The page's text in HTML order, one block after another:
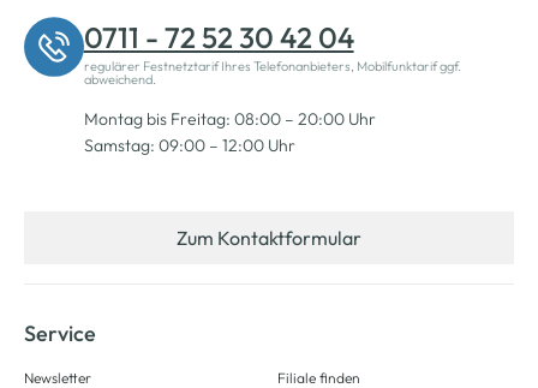
0711 - 72 52 30 42 04
regulärer Festnetztarif Ihres Telefonanbieters, Mobilfunktarif ggf.
abweichend.
Montag bis Freitag: 08:00 – 20:00 Uhr
Samstag: 09:00 – 12:00 Uhr
Zum Kontaktformular
Service
Newsletter Filiale finden